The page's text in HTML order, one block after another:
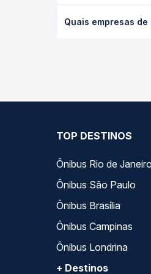
antecedência da
Quais empresas
TOP DESTINOS
Ônibus Rio de Janeiro
Ônibus São Paulo
Ônibus Brasília
Ônibus Campinas
Ônibus Londrina
+ Destinos